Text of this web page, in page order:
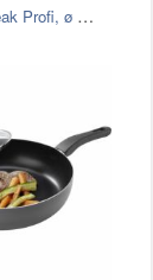
Panvica WMF Steak Profi, ø 28 cm